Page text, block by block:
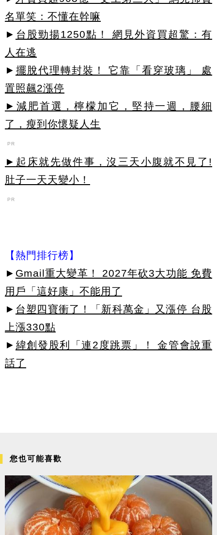
名單笑：不懂在幹嘛
► 台股勁揚1250點！ 網見外資買超驚：有
人在逃
► 擺脫代理轉封裝！ 它靠「看穿玻璃」 處
置照飆2漲停
►減肥首選，檸檬加它，堅持一週，腰細
了，瘦到你懷疑人生
PR
►起床就先做件事，沒三天小腹就不見了!
肚子一天天變小！
PR
【熱門排行榜】
► Gmail重大變革！ 2027年砍3大功能 免費
用戶「這好康」不能用了
► 台塑四寶衝了！「新科萬金」又漲停 台股
上漲330點
► 緯創發股利「連2度跳票」！ 金管會說重
話了
您也可能喜歡